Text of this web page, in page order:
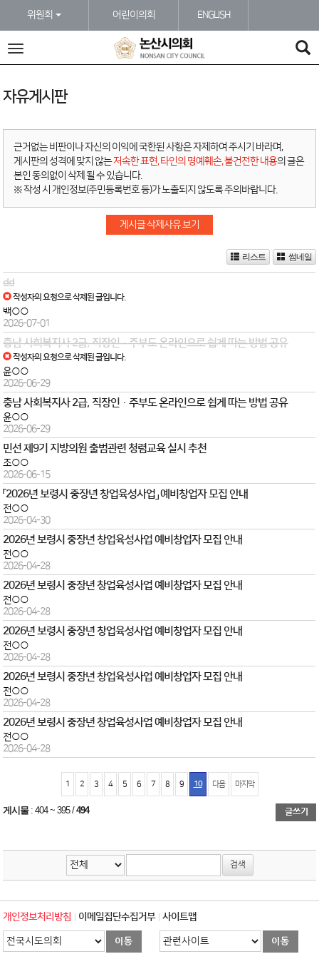
위원회
어린이의회 ENGLISH
전
자유게시판
근거없는 비판이나 자신의 이익에 국한된 사항은 자제하여 주시기 바라며,
게시판의 성격에 맞지 않는저속한 표현, 타인의 명예훼손, 불건전한 내용의 글은
본인 동의없이 삭제 될 수 있습니다.
※ 작성 시 개인정보(주민등록번호 등)가 노출되지 않도록 주의바랍니다.
게시글 삭제사유 보기
리스트 썸네일
dd
작성자의 요청으로 삭제된 글입니다.
백○○
2026-07-01
충남 사회복지사 2급, 직장인·주부도 온라인으로 쉽게 따는 방법 공유
작성자의 요청으로 삭제된 글입니다.
윤○○
2026-06-29
충남 사회복지사 2급, 직장인·주부도 온라인으로 쉽게 따는 방법 공유
윤○○
2026-06-29
민선 제9기 지방의원 출범관련 청렴교육 실시 추천
조○○
2026-06-15
「2026년 보령시 중장년 창업육성사업」 예비창업자 모집 안내
전○○
2026-04-30
2026년 보령시 중장년 창업육성사업 예비창업자 모집 안내
전○○
2026-04-28
2026년 보령시 중장년 창업육성사업 예비창업자 모집 안내
전○○
2026-04-28
2026년 보령시 중장년 창업육성사업 예비창업자 모집 안내
전○○
2026-04-28
2026년 보령시 중장년 창업육성사업 예비창업자 모집 안내
전○○
2026-04-28
2026년 보령시 중장년 창업육성사업 예비창업자 모집 안내
전○○
2026-04-28
1 2 3 4 5 6 7 8 9 10 다음 마지막
게시물:404 ~ 395/494
개인정보처리방침 이메일집단수집거부 사이트맵